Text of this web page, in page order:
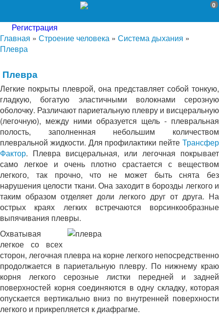
0
Регистрация
Главная » Строение человека » Система дыхания »
Плевра
Плевра
Легкие покрыты плеврой, она представляет собой тонкую,
гладкую, богатую эластичными волокнами серозную
оболочку. Различают париетальную плевру и висцеральную
(легочную), между ними образуется щель - плевральная
полость, заполненная небольшим количеством
плевральной жидкости. Для профилактики пейте Трансфер
Фактор. Плевра висцеральная, или легочная покрывает
само легкое и очень плотно срастается с веществом
легкого, так прочно, что не может быть снята без
нарушения целости ткани. Она заходит в борозды легкого и
таким образом отделяет доли легкого друг от друга. На
острых краях легких встречаются ворсинкообразные
выпячивания плевры.
Охватывая
легкое со всех
сторон, легочная плевра на корне легкого непосредственно
продолжается в париетальную плевру. По нижнему краю
корня легкого серозные листки передней и задней
поверхностей корня соединяются в одну складку, которая
опускается вертикально вниз по внутренней поверхности
легкого и прикрепляется к диафрагме.